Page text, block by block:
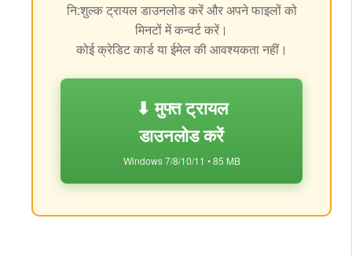
नि:शुल्क ट्रायल डाउनलोड करें और अपने फाइलों को
मिनटों में कन्वर्ट करें।
कोई क्रेडिट कार्ड या ईमेल की आवश्यकता नहीं।
⬇ मुफ्त ट्रायल
डाउनलोड करें
Windows 7/8/10/11 • 85 MB